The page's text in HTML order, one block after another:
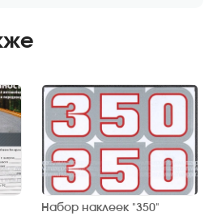
Набор наклеек "350"